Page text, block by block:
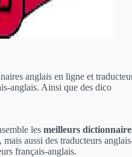
anglais en ligne et
anglais. Ainsi que des dico
les meilleurs
aussi des traducteurs
français-anglais.